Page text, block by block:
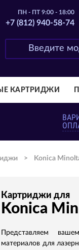
ПН - ПТ 9:00 - 18:00
+7 (812) 940-58-74
КАРТРИДЖИ
> Konica
Картриджи для
Konica
Представляем
материалов для